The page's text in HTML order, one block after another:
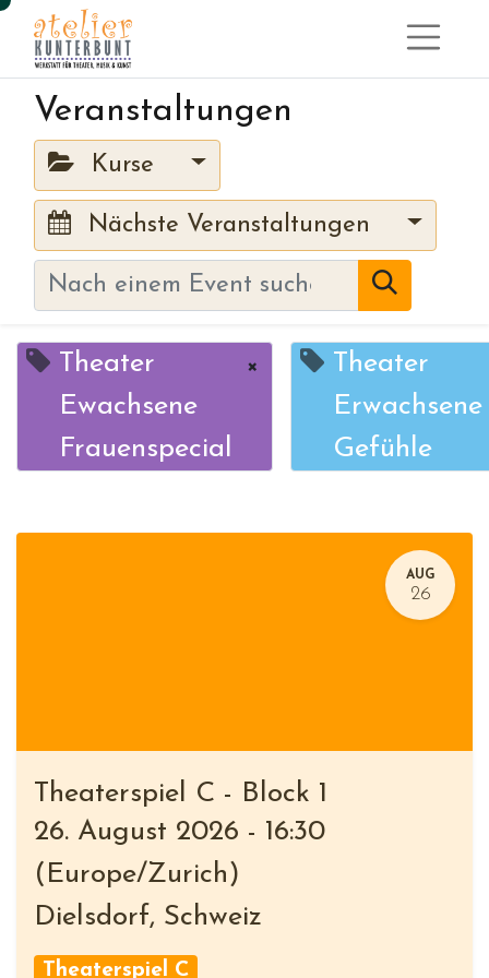
Veranstaltungen
Kurse
Nächste Veranstaltungen
Theater
Ewachsene
Frauenspecial
×
Theater
Erwachsene
Gefühle
AUG
26
Theaterspiel C - Block 1
26. August 2026 - 16:30
( Europe/Zurich )
Dielsdorf, Schweiz
Theaterspiel C